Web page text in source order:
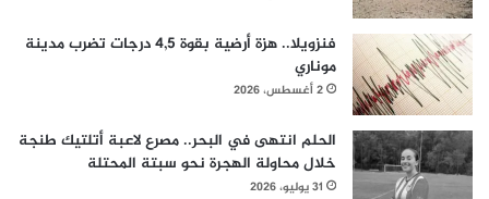
فنزويلا.. هزة أرضية بقوة 4,5 درجات تضرب مدينة
موناري
2 أغسطس، 2026
الحلم انتهى في البحر.. مصرع لاعبة أتلتيك طنجة
خلال محاولة الهجرة نحو سبتة المحتلة
31 يوليو، 2026